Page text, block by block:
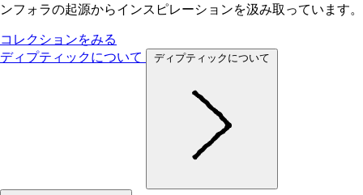
ンフォラの起源からインスピレーションを汲み取っています。
コレクションをみる
ディプティックについて
ディプティックについて